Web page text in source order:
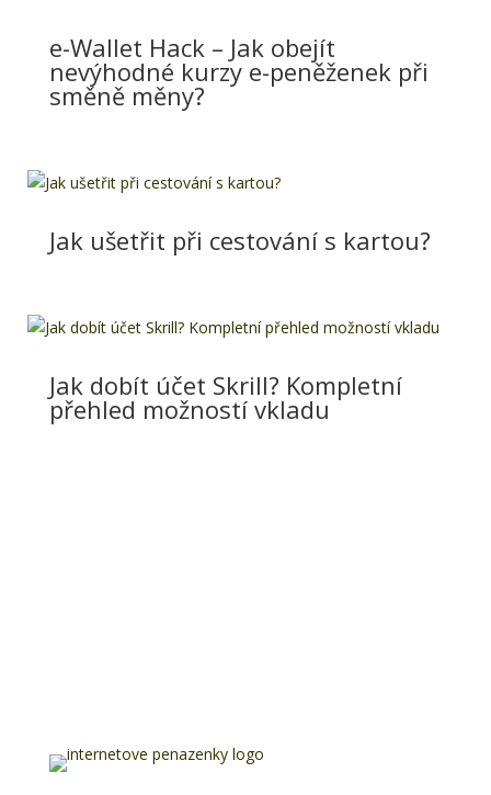
e-Wallet Hack – Jak obejít
nevýhodné kurzy e-peněženek při
směně měny?
Jak ušetřit při cestování s kartou?
Jak dobít účet Skrill? Kompletní
přehled možností vkladu